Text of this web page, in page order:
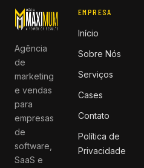
Agência
de
marketing
e vendas
para
empresas
de
software,
SaaS e
EMPRESA
Início
Sobre Nós
Serviços
Cases
Contato
Política de
Privacidade